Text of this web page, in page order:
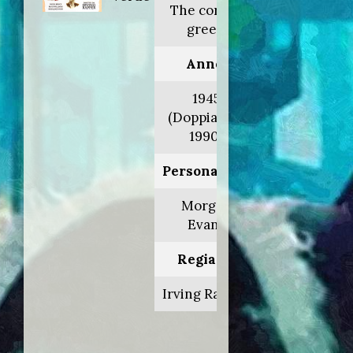
The corn is
green
Anno:
1945
(Doppiaggio
1990)
Personaggio:
Morgan
Evans
Regia di:
Irving Rapper